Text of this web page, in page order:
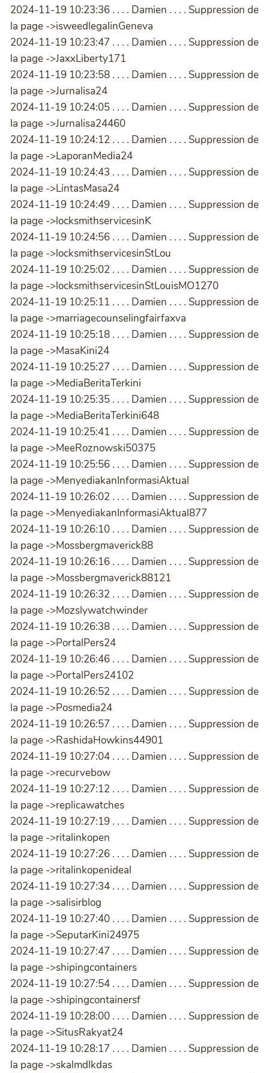
2024-11-19 10:23:36 . . . . Damien . . . . Suppression de
la page ->isweedlegalinGeneva
2024-11-19 10:23:47 . . . . Damien . . . . Suppression de
la page ->JaxxLiberty171
2024-11-19 10:23:58 . . . . Damien . . . . Suppression de
la page ->Jurnalisa24
2024-11-19 10:24:05 . . . . Damien . . . . Suppression de
la page ->Jurnalisa24460
2024-11-19 10:24:12 . . . . Damien . . . . Suppression de
la page ->LaporanMedia24
2024-11-19 10:24:43 . . . . Damien . . . . Suppression de
la page ->LintasMasa24
2024-11-19 10:24:49 . . . . Damien . . . . Suppression de
la page ->locksmithservicesinK
2024-11-19 10:24:56 . . . . Damien . . . . Suppression de
la page ->locksmithservicesinStLou
2024-11-19 10:25:02 . . . . Damien . . . . Suppression de
la page ->locksmithservicesinStLouisMO1270
2024-11-19 10:25:11 . . . . Damien . . . . Suppression de
la page ->marriagecounselingfairfaxva
2024-11-19 10:25:18 . . . . Damien . . . . Suppression de
la page ->MasaKini24
2024-11-19 10:25:27 . . . . Damien . . . . Suppression de
la page ->MediaBeritaTerkini
2024-11-19 10:25:35 . . . . Damien . . . . Suppression de
la page ->MediaBeritaTerkini648
2024-11-19 10:25:41 . . . . Damien . . . . Suppression de
la page ->MeeRoznowski50375
2024-11-19 10:25:56 . . . . Damien . . . . Suppression de
la page ->MenyediakanInformasiAktual
2024-11-19 10:26:02 . . . . Damien . . . . Suppression de
la page ->MenyediakanInformasiAktual877
2024-11-19 10:26:10 . . . . Damien . . . . Suppression de
la page ->Mossbergmaverick88
2024-11-19 10:26:16 . . . . Damien . . . . Suppression de
la page ->Mossbergmaverick88121
2024-11-19 10:26:32 . . . . Damien . . . . Suppression de
la page ->Mozslywatchwinder
2024-11-19 10:26:38 . . . . Damien . . . . Suppression de
la page ->PortalPers24
2024-11-19 10:26:46 . . . . Damien . . . . Suppression de
la page ->PortalPers24102
2024-11-19 10:26:52 . . . . Damien . . . . Suppression de
la page ->Posmedia24
2024-11-19 10:26:57 . . . . Damien . . . . Suppression de
la page ->RashidaHowkins44901
2024-11-19 10:27:04 . . . . Damien . . . . Suppression de
la page ->recurvebow
2024-11-19 10:27:12 . . . . Damien . . . . Suppression de
la page ->replicawatches
2024-11-19 10:27:19 . . . . Damien . . . . Suppression de
la page ->ritalinkopen
2024-11-19 10:27:26 . . . . Damien . . . . Suppression de
la page ->ritalinkopenideal
2024-11-19 10:27:34 . . . . Damien . . . . Suppression de
la page ->salisirblog
2024-11-19 10:27:40 . . . . Damien . . . . Suppression de
la page ->SeputarKini24975
2024-11-19 10:27:47 . . . . Damien . . . . Suppression de
la page ->shipingcontainers
2024-11-19 10:27:54 . . . . Damien . . . . Suppression de
la page ->shipingcontainersf
2024-11-19 10:28:00 . . . . Damien . . . . Suppression de
la page ->SitusRakyat24
2024-11-19 10:28:17 . . . . Damien . . . . Suppression de
la page ->skalmdlkdas